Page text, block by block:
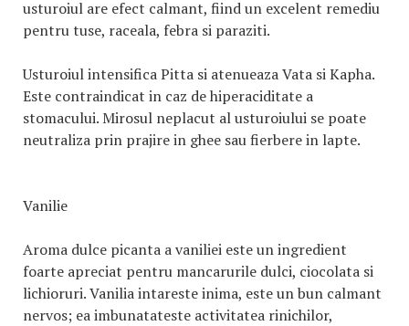
usturoiul are efect calmant, fiind un excelent remediu
pentru tuse, raceala, febra si paraziti.
Usturoiul intensifica Pitta si atenueaza Vata si Kapha.
Este contraindicat in caz de hiperaciditate a
stomacului. Mirosul neplacut al usturoiului se poate
neutraliza prin prajire in ghee sau fierbere in lapte.
Vanilie
Aroma dulce picanta a vaniliei este un ingredient
foarte apreciat pentru mancarurile dulci, ciocolata si
lichioruri. Vanilia intareste inima, este un bun calmant
nervos; ea imbunatateste activitatea rinichilor,